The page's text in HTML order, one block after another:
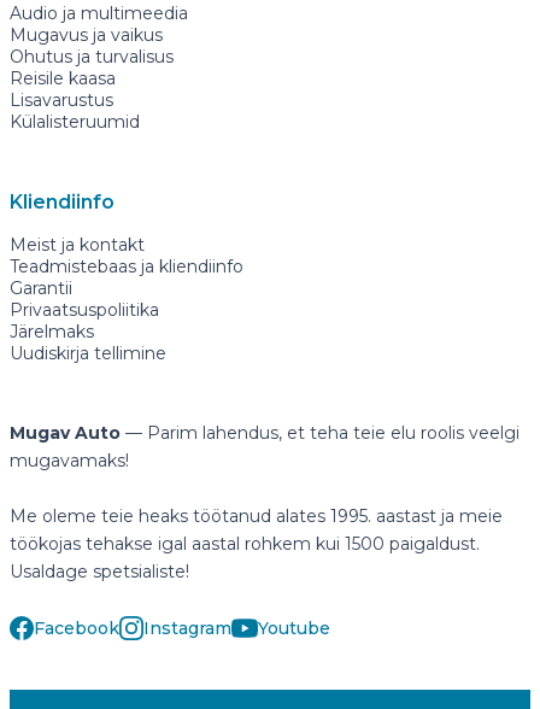
Audio ja multimeedia
Mugavus ja vaikus
Ohutus ja turvalisus
Reisile kaasa
Lisavarustus
Külalisteruumid
Kliendiinfo
Meist ja kontakt
Teadmistebaas ja kliendiinfo
Garantii
Privaatsuspoliitika
Järelmaks
Uudiskirja tellimine
Mugav Auto — Parim lahendus, et teha teie elu roolis veelgi
mugavamaks!
Me oleme teie heaks töötanud alates 1995. aastast ja meie
töökojas tehakse igal aastal rohkem kui 1500 paigaldust.
Usaldage spetsialiste!
Facebook Instagram Youtube